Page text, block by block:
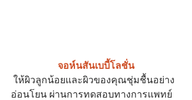
จอห์นสันเบบี้โลชั่น
อ่อนโยน ผ่านการทดสอบทางการแพทย์